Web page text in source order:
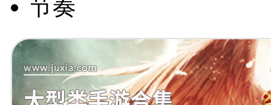
节奏